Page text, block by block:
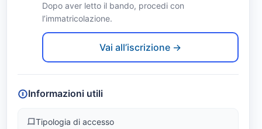
Dopo aver letto il bando, procedi con
l’immatricolazione.
Vai all’iscrizione →
Informazioni utili
Tipologia di accesso